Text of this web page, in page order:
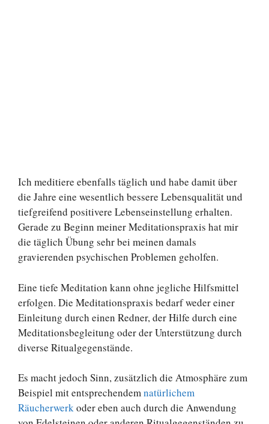
Ich meditiere ebenfalls täglich und habe damit über
die Jahre eine wesentlich bessere Lebensqualität und
tiefgreifend positivere Lebenseinstellung erhalten.
Gerade zu Beginn meiner Meditationspraxis hat mir
die täglich Übung sehr bei meinen damals
gravierenden psychischen Problemen geholfen.
Eine tiefe Meditation kann ohne jegliche Hilfsmittel
erfolgen. Die Meditationspraxis bedarf weder einer
Einleitung durch einen Redner, der Hilfe durch eine
Meditationsbegleitung oder der Unterstützung durch
diverse Ritualgegenstände.
Es macht jedoch Sinn, zusätzlich die Atmosphäre zum
Beispiel mit entsprechendemnatürlichem
Räucherwerkoder eben auch durch die Anwendung